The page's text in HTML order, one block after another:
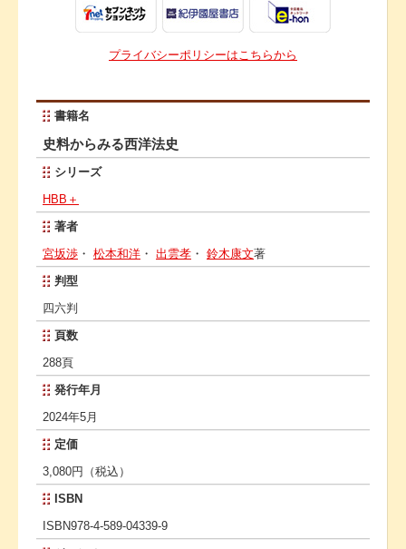
プライバシーポリシーはこちらから
書籍名
史料からみる西洋法史
シリーズ
HBB＋
著者
宮坂渉 ・ 松本和洋 ・ 出雲孝 ・ 鈴木康文著
判型
四六判
頁数
288頁
発行年月
2024年5月
定価
3,080円（税込）
ISBN
ISBN978-4-589-04339-9